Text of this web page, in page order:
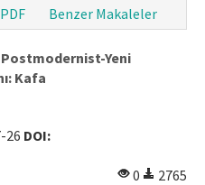
PDF Benzer Makaleler
Yeni
Kafa
26 DOI:
0
2765